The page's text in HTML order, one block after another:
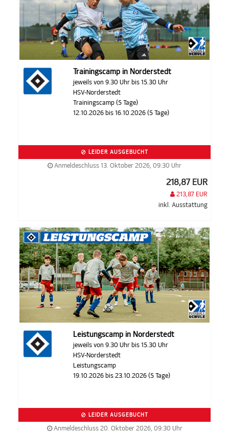
Trainingscamp in Norderstedt
jeweils von 9.30 Uhr bis 15.30 Uhr
HSV-Norderstedt
Trainingscamp (5 Tage)
12.10.2026 bis 16.10.2026 (5 Tage)
LEIDER AUSGEBUCHT
Anmeldeschluss 13. Oktober 2026, 09:30 Uhr
218,87 EUR
213,87 EUR
inkl. Ausstattung
Leistungscamp in Norderstedt
jeweils von 9.30 Uhr bis 15.30 Uhr
HSV-Norderstedt
Leistungscamp
19.10.2026 bis 23.10.2026 (5 Tage)
LEIDER AUSGEBUCHT
Anmeldeschluss 20. Oktober 2026, 09:30 Uhr